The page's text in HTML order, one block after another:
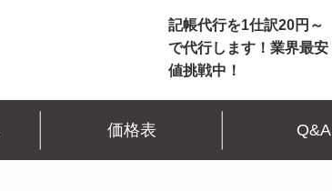
記帳代行を1仕訳20円～
で代行します！業界最安
値挑戦中！
価格表 Q&A